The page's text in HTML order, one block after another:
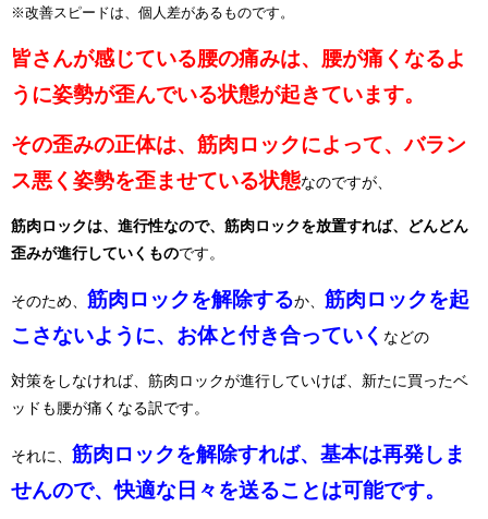
※改善スピードは、個人差があるものです。
皆さんが感じている腰の痛みは、腰が痛くなるよ
うに姿勢が歪んでいる状態が起きています。
その歪みの正体は、筋肉ロックによって、バラン
ス悪く姿勢を歪ませている状態なのですが、
筋肉ロックは、進行性なので、筋肉ロックを放置すれば、どんどん
歪みが進行していくものです。
そのため、 筋肉ロックを解除するか、 筋肉ロックを起
こさないように、お体と付き合っていく などの
対策をしなければ、筋肉ロックが進行していけば、新たに買ったベ
ッドも腰が痛くなる訳です。
それに、 筋肉ロックを解除すれば、基本は再発しま
せんので、快適な日々を送ることは可能です。